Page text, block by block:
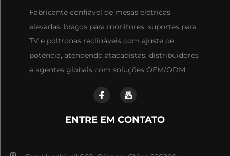
Fabricante confiável de mesas elétricas
elevadas, braços para monitores, suportes para
TV e poltronas reclináveis com ajuste de
potência, atendendo atacadistas, distribuidores
e agentes globais com soluções OEM/ODM.
ENTRE EM CONTATO